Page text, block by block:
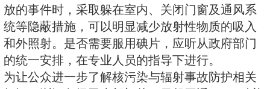
据介绍，日常生活中，每个人都会
的影响。每个人每年平均接受的天
2．4mSv，其中包括宇宙射线、地